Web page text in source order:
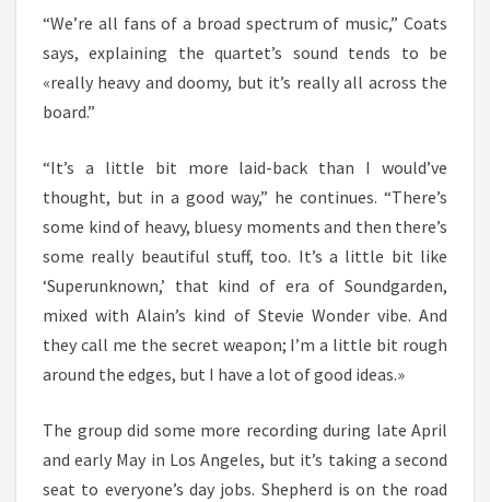
“We’re all fans of a broad spectrum of music,” Coats
says, explaining the quartet’s sound tends to be
«really heavy and doomy, but it’s really all across the
board.”
“It’s a little bit more laid-back than I would’ve
thought, but in a good way,” he continues. “There’s
some kind of heavy, bluesy moments and then there’s
some really beautiful stuff, too. It’s a little bit like
‘Superunknown,’ that kind of era of Soundgarden,
mixed with Alain’s kind of Stevie Wonder vibe. And
they call me the secret weapon; I’m a little bit rough
around the edges, but I have a lot of good ideas.»
The group did some more recording during late April
and early May in Los Angeles, but it’s taking a second
seat to everyone’s day jobs. Shepherd is on the road